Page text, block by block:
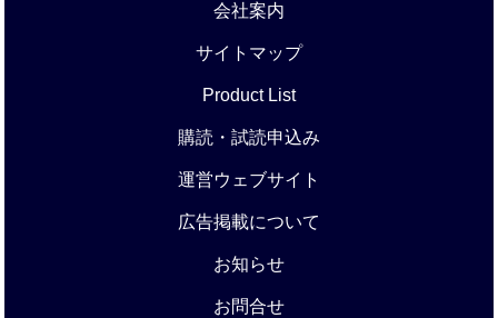
会社案内
サイトマップ
Product List
購読・試読申込み
運営ウェブサイト
広告掲載について
お知らせ
お問合せ